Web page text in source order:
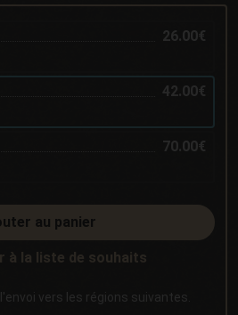
26.00€
42.00€
70.00€
au panier
à la liste de souhaits
vers les régions suivantes.